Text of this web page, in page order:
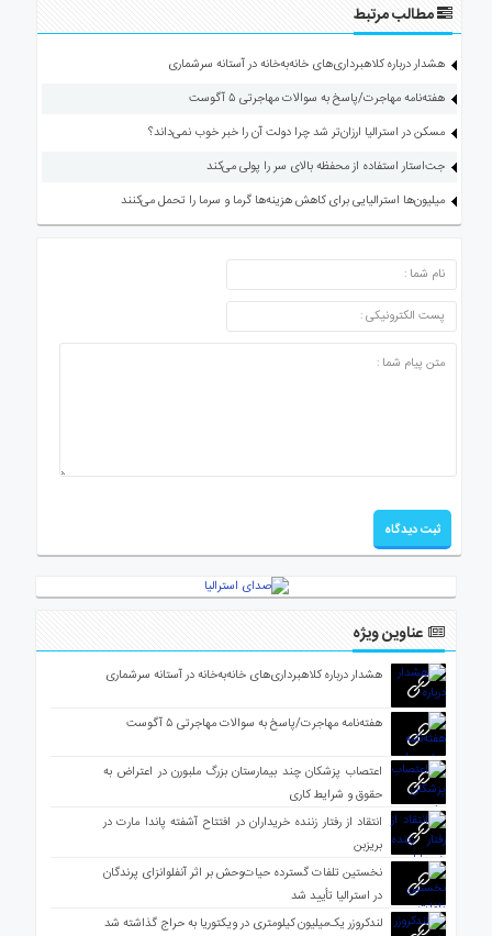
مطالب مرتبط
هشدار درباره کلاهبرداری‌های خانه‌به‌خانه در آستانه سرشماری
هفته‌نامه مهاجرت/پاسخ به سوالات مهاجرتی ۵ آگوست
مسکن در استرالیا ارزان‌تر شد چرا دولت آن را خبر خوب نمی‌داند؟
جت‌استار استفاده از محفظه بالای سر را پولی می‌کند
میلیون‌ها استرالیایی برای کاهش هزینه‌ها گرما و سرما را تحمل می‌کنند
ارسال دیدگاه
عناوین ویژه
هشدار درباره کلاهبرداری‌های خانه‌به‌خانه در آستانه سرشماری
هفته‌نامه مهاجرت/پاسخ به سوالات مهاجرتی ۵ آگوست
اعتصاب پزشکان چند بیمارستان بزرگ ملبورن در اعتراض به
حقوق و شرایط کاری
انتقاد از رفتار زننده خریداران در افتتاح آشفته پاندا مارت در
بریزبن
نخستین تلفات گسترده حیات‌وحش بر اثر آنفلوانزای پرندگان
در استرالیا تأیید شد
لندکروزر یک‌میلیون کیلومتری در ویکتوریا به حراج گذاشته شد